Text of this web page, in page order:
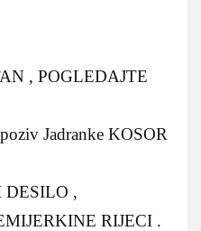
, POGLEDAJTE
Jadranke KOSOR
DESILO ,
RIJECI .